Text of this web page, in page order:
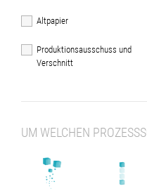
Altpapier
Produktionsausschuss und
Verschnitt
UM WELCHEN